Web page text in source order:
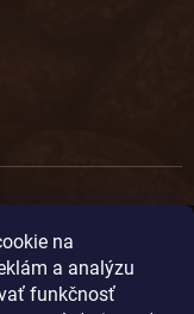
na
a analýzu
funkčnosť